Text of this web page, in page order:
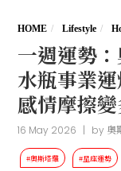
HOME Lifestyle
一週運勢
水瓶事業運
感情摩擦
16 May 2026 | by 奧
#奧斯塔羅 #星座運勢